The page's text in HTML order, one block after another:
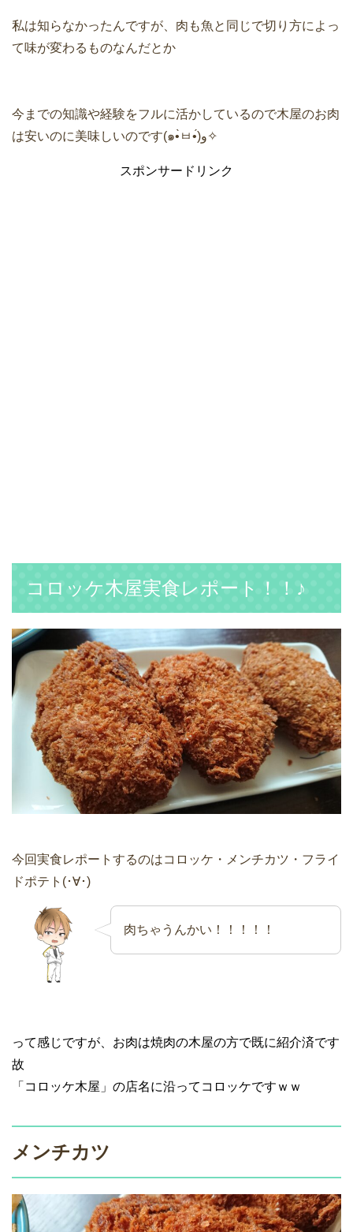
私は知らなかったんですが、肉も魚と同じで切り方によっ
て味が変わるものなんだとか
今までの知識や経験をフルに活かしているので木屋のお肉
は安いのに美味しいのです(๑•̀ㅂ•́)و✧
スポンサードリンク
コロッケ木屋実食レポート！！♪
今回実食レポートするのはコロッケ・メンチカツ・フライ
ドポテト(･∀･)
肉ちゃうんかい！！！！！
って感じですが、お肉は焼肉の木屋の方で既に紹介済です
故
「コロッケ木屋」の店名に沿ってコロッケですｗｗ
メンチカツ